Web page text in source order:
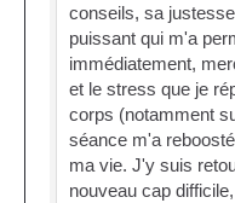
conseils, sa
puissant qui m'a
immédiatement,
et le stress que je
corps (notamment
séance m'a
ma vie. J'y suis
nouveau cap